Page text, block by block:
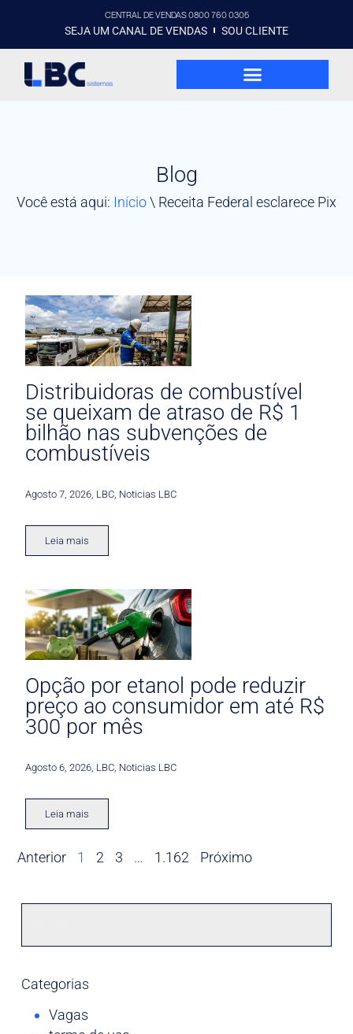
CENTRAL DE VENDAS 0800 760 0305
SEJA UM CANAL DE VENDAS SOU CLIENTE
Blog
Você está aqui: Início\ Receita Federal esclarece Pix
Distribuidoras de combustível
se queixam de atraso de R$ 1
bilhão nas subvenções de
combustíveis
Agosto 7, 2026 LBC Noticias LBC
Leia mais
Opção por etanol pode reduzir
preço ao consumidor em até R$
300 por mês
Agosto 6, 2026 LBC Noticias LBC
Leia mais
Anterior 1 2 3 … 1.162 Próximo
Categorias
Vagas